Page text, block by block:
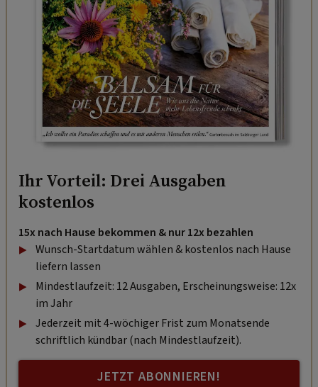
Ihr Vorteil: Drei Ausgaben
kostenlos
15x nach Hause bekommen & nur 12x bezahlen
Wunsch-Startdatum wählen & kostenlos nach Hause
liefern lassen
Mindestlaufzeit: 12 Ausgaben, Erscheinungsweise: 12x
im Jahr
Jederzeit mit 4-wöchiger Frist zum Monatsende
schriftlich kündbar (nach Mindestlaufzeit).
JETZT ABONNIEREN!